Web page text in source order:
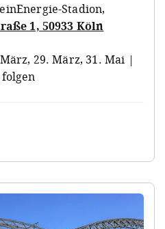
Stadion,
1, 50933 Köln
29. März, 31. Mai |